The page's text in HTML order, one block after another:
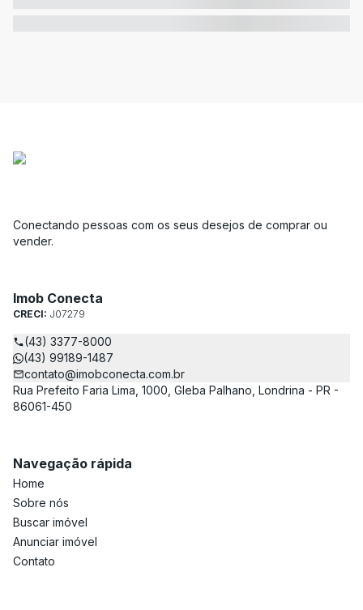
Conectando pessoas com os seus desejos de comprar ou
vender.
Imob Conecta
CRECI: J07279
(43) 3377-8000
(43) 99189-1487
contato@imobconecta.com.br
Rua Prefeito Faria Lima, 1000, Gleba Palhano, Londrina - PR -
86061-450
Navegação rápida
Home
Sobre nós
Buscar imóvel
Anunciar imóvel
Contato